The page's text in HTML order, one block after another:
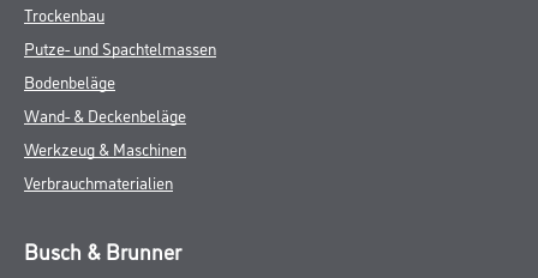
Trockenbau
Putze- und Spachtelmassen
Bodenbeläge
Wand- & Deckenbeläge
Werkzeug & Maschinen
Verbrauchmaterialien
Busch & Brunner